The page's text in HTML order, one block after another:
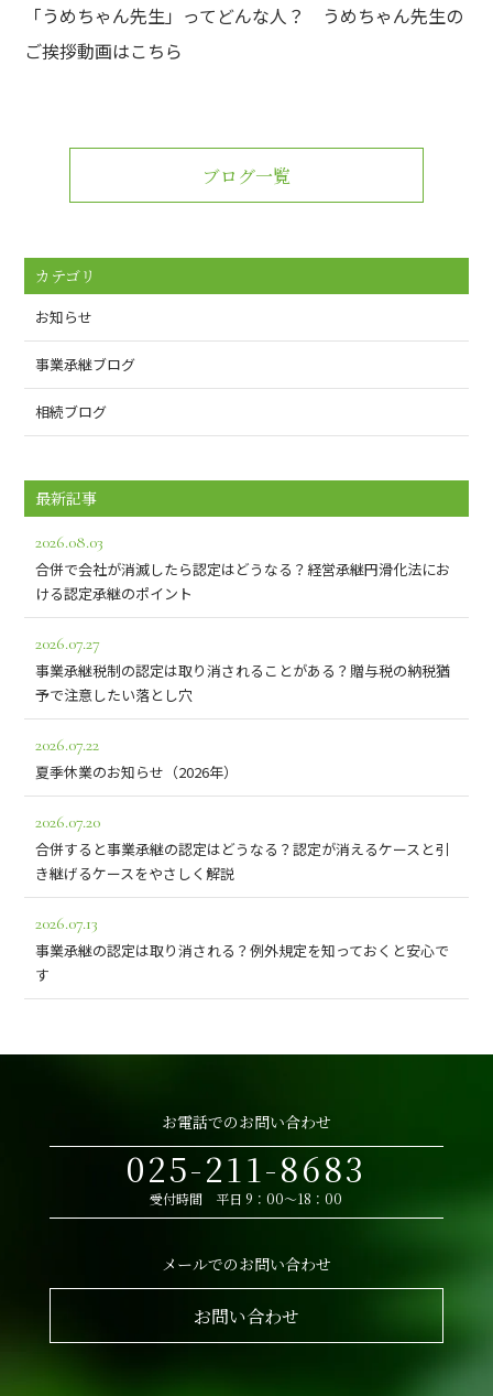
「うめちゃん先生」ってどんな人？ うめちゃん先生の
ご挨拶動画はこちら
ブログ一覧
カテゴリ
お知らせ
事業承継ブログ
相続ブログ
最新記事
2026.08.03
合併で会社が消滅したら認定はどうなる？経営承継円滑化法にお
ける認定承継のポイント
2026.07.27
事業承継税制の認定は取り消されることがある？贈与税の納税猶
予で注意したい落とし穴
2026.07.22
夏季休業のお知らせ（2026年）
2026.07.20
合併すると事業承継の認定はどうなる？認定が消えるケースと引
き継げるケースをやさしく解説
2026.07.13
事業承継の認定は取り消される？例外規定を知っておくと安心で
す
お電話でのお問い合わせ
025-211-8683
受付時間 平日 9：00～18：00
メールでのお問い合わせ
お問い合わせ